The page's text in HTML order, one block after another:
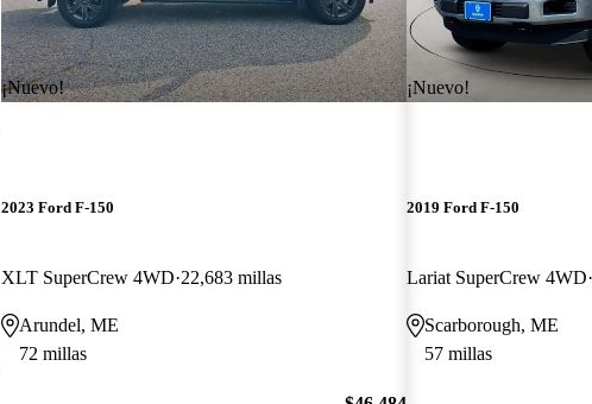
¡Nuevo!
2023 Ford F-150
XLT SuperCrew 4WD 22,683 millas
Arundel, ME
72 millas
¡Nuevo!
2019 Ford F-150
Lariat SuperCrew 4WD
Scarborough, ME
57 millas